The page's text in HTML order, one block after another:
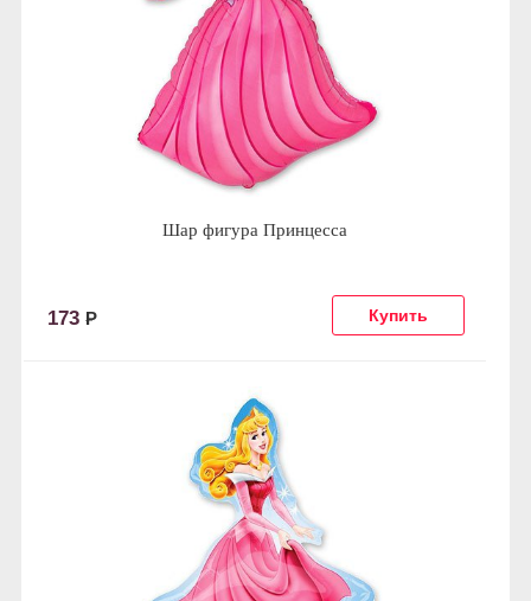
Шар фигура Принцесса
173 Р